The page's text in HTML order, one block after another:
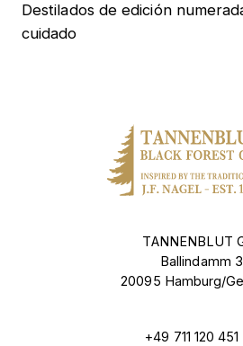
Destilados de edición
cuidado
TANNENBLUT
Ballindamm 3
20095 Hamburg/
+49 711 120 451